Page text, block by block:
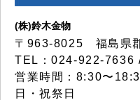
(株)鈴木金物
〒963-8025 福島県
TEL：024-922-7636
営業時間：8:30〜
日・祝祭日